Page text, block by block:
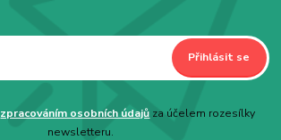
Přihlásit se
zpracováním osobních údajů za účelem rozesílky
newsletteru.